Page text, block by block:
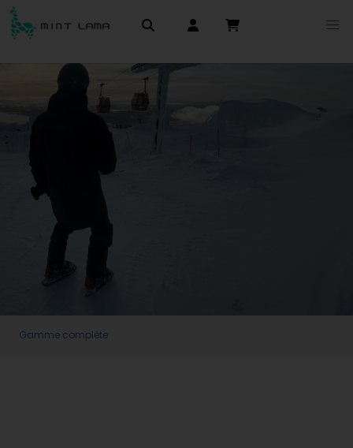
Gamme complète